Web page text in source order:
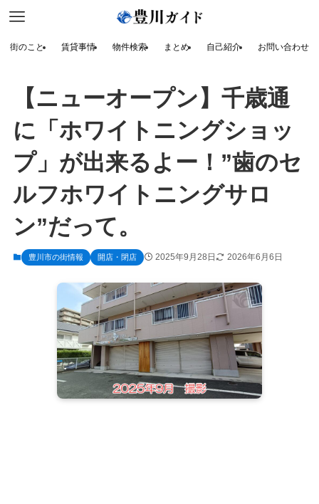
街のこと 賃貸事情 物件検索 まとめ 自己紹介 お問い合わせ
【ニューオープン】千歳通
に「ホワイトニングショッ
プ」が出来るよー！”歯のセ
ルフホワイトニングサロ
ン”だって。
豊川市の街情報 開店・閉店 2025年9月28日 2026年6月6日